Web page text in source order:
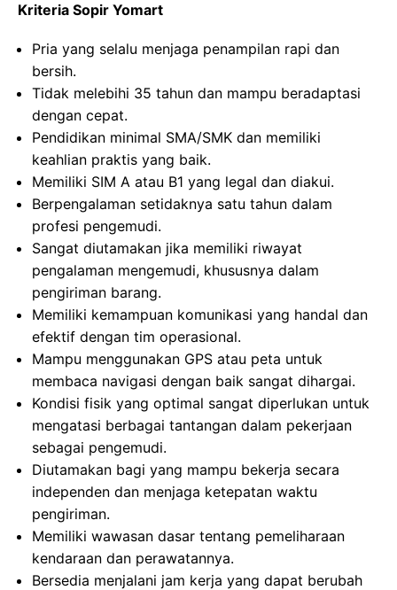
Kriteria Sopir Yomart
Pria yang selalu menjaga penampilan rapi dan
bersih.
Tidak melebihi 35 tahun dan mampu beradaptasi
dengan cepat.
Pendidikan minimal SMA/SMK dan memiliki
keahlian praktis yang baik.
Memiliki SIM A atau B1 yang legal dan diakui.
Berpengalaman setidaknya satu tahun dalam
profesi pengemudi.
Sangat diutamakan jika memiliki riwayat
pengalaman mengemudi, khususnya dalam
pengiriman barang.
Memiliki kemampuan komunikasi yang handal dan
efektif dengan tim operasional.
Mampu menggunakan GPS atau peta untuk
membaca navigasi dengan baik sangat dihargai.
Kondisi fisik yang optimal sangat diperlukan untuk
mengatasi berbagai tantangan dalam pekerjaan
sebagai pengemudi.
Diutamakan bagi yang mampu bekerja secara
independen dan menjaga ketepatan waktu
pengiriman.
Memiliki wawasan dasar tentang pemeliharaan
kendaraan dan perawatannya.
Bersedia menjalani jam kerja yang dapat berubah